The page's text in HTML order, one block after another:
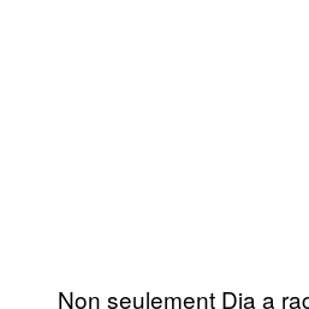
Non seulement Dia a